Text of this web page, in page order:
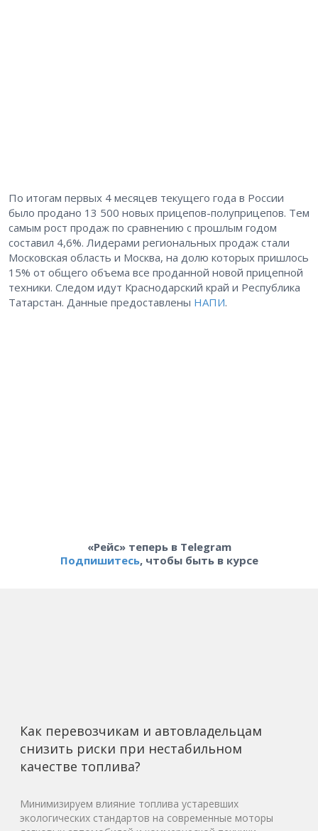
По итогам первых 4 месяцев текущего года в России
было продано 13 500 новых прицепов-полуприцепов. Тем
самым рост продаж по сравнению с прошлым годом
составил 4,6%. Лидерами региональных продаж стали
Московская область и Москва, на долю которых пришлось
15% от общего объема все проданной новой прицепной
техники. Следом идут Краснодарский край и Республика
Татарстан. Данные предоставлены НАПИ.
«Рейс» теперь в Telegram
Подпишитесь, чтобы быть в курсе
Как перевозчикам и автовладельцам
снизить риски при нестабильном
качестве топлива?
Минимизируем влияние топлива устаревших
экологических стандартов на современные моторы